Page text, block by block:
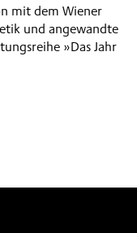
mit dem Wiener
und angewandte
»Das Jahr